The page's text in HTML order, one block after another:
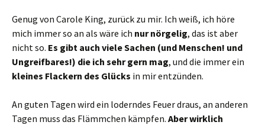
Genug von Carole King, zurück zu mir. Ich weiß, ich höre
mich immer so an als wäre ich nur nörgelig, das ist aber
nicht so. Es gibt auch viele Sachen (und Menschen! und
Ungreifbares!) die ich sehr gern mag, und die immer ein
kleines Flackern des Glücks in mir entzünden.
An guten Tagen wird ein loderndes Feuer draus, an anderen
Tagen muss das Flämmchen kämpfen. Aber wirklich